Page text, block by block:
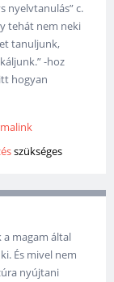
nyelvtanulás” c.
tehát nem neki
tanuljunk,
-hoz
hogyan
szükséges
a magam által
És mivel nem
nyújtani